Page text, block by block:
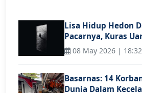
Lisa Hidup Hedon
Pacarnya, Kuras
08 May 2026 | 18:32
Basarnas: 14
Dunia Dalam